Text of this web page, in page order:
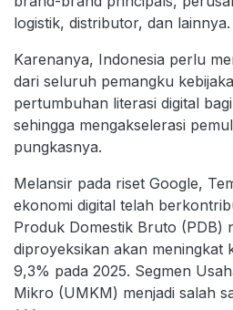
logistik, distributor, dan lainnya.
Karenanya, Indonesia perlu
dari seluruh pemangku
pertumbuhan literasi digital
sehingga mengakselerasi
pungkasnya.
Melansir pada riset Google,
ekonomi digital telah
Produk Domestik Bruto (PDB)
diproyeksikan akan meningkat
9,3% pada 2025. Segmen
Mikro (UMKM) menjadi salah